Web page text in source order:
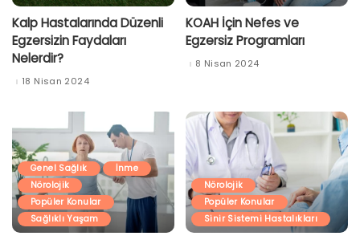
Kalp Hastalarında Düzenli
Egzersizin Faydaları
Nelerdir?
18 Nisan 2024
KOAH İçin Nefes ve
Egzersiz Programları
8 Nisan 2024
Genel Sağlık
İnme
Nörolojik
Popüler Konular
Sağlıklı Yaşam
Nörolojik
Popüler Konular
Sinir Sistemi Hastalıkları